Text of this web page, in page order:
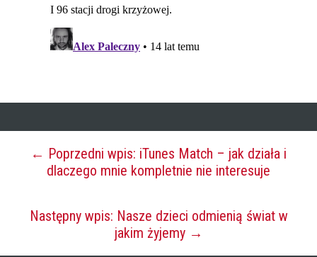
← Poprzedni wpis: iTunes Match – jak działa i
dlaczego mnie kompletnie nie interesuje
Następny wpis: Nasze dzieci odmienią świat w
jakim żyjemy →